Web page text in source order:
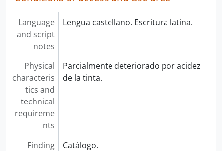
Language
and script
notes
Lengua castellano. Escritura latina.
Physical
characteris
tics and
technical
requireme
nts
Parcialmente deteriorado por acidez
de la tinta.
Finding
Catálogo.